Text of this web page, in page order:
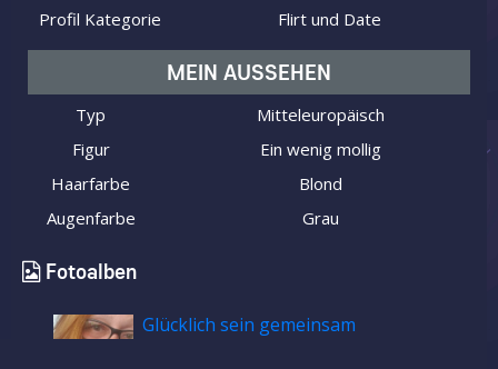
Profil Kategorie
Flirt und Date
MEIN AUSSEHEN
Typ
Mitteleuropäisch
Figur
Ein wenig mollig
Haarfarbe
Blond
Augenfarbe
Grau
Fotoalben
Glücklich sein gemeinsam